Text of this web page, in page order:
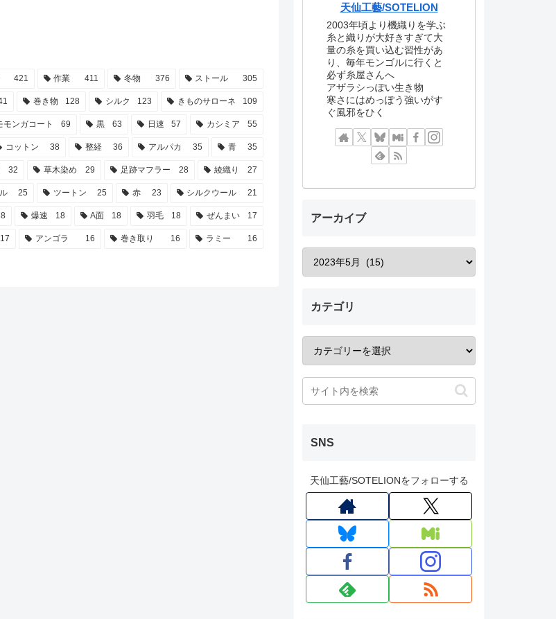
421 作業 411 冬物 376 ストール 305
巻き物 128 シルク 123 きものサローネ 109
モンガコート 69 黒 63 日速 57 カシミア 55
コットン 38 整経 36 アルパカ 35 青 35
32 草木染め 29 足跡マフラー 28 綾織り 27
25 ツートン 25 赤 23 シルクウール 21
爆速 18 A面 18 羽毛 18 ぜんまい 17
17 アンゴラ 16 巻き取り 16 ラミー 16
天仙工藝/SOTELION
2003年頃より機織りを学ぶ
糸と織りが大好きすぎて大
量の糸を買い込む習性があ
り、毎年モンゴルに行くと
必ず糸屋さんへ
アザラシっぽい生き物
寒さにはめっぽう強いがす
ぐ風邪をひく
アーカイブ
カテゴリ
SNS
天仙工藝/SOTELIONをフォローする